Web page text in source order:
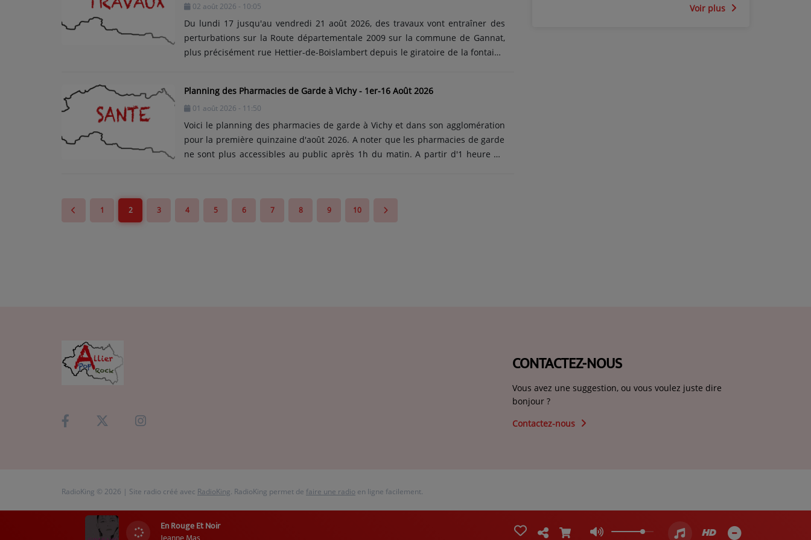
En Rouge Et Noir
retour dans l'Allier par la RN7. Le stationnement sera interdit sur la zone
du......
02 août 2026 - 10:05
Du lundi 17 jusqu'au vendredi 21 août 2026, des travaux vont entraîner des
perturbations sur la Route départementale 2009 sur la commune de Gannat,
plus précisément rue Hettier-de-Boislambert depuis le giratoire de la fontaine
: la circulation sera totalement coupée dans les 2 sens durant toute la semaine
des travaux. Le carrefour des feux tricolores sera également fermé à la
circulation. Une déviation sera mise en place dans les 2......
Planning des Pharmacies de Garde à Vichy - 1er-16 Août 2026
01 août 2026 - 11:50
Voici le planning des pharmacies de garde à Vichy et dans son agglomération
pour la première quinzaine d'août 2026. A noter que les pharmacies de garde
ne sont plus accessibles au public après 1h du matin. A partir d'1 heure du
et Nuit Pharmacie des Ailes à Vichy Lundi 3 août 2026 : Pharmacie de la Source
1 2 3 4 5 6 7 8 9 10
Voir plus
CONTACTEZ-NOUS
Vous avez une suggestion, ou vous voulez juste dire
bonjour ?
Contactez-nous
RadioKing © 2026 | Site radio créé avec RadioKing. RadioKing permet de faire une radio en ligne facilement.